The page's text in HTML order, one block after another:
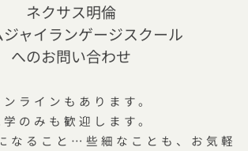
ネクサス明倫
ジャイランゲージスクール
へのお問い合わせ
ンラインもあります。
学のみも歓迎します。
なること…些細なことも、お気軽